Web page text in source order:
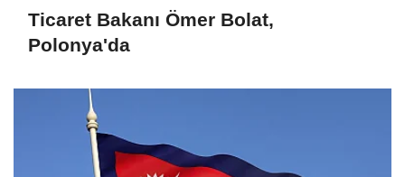
Ticaret Bakanı Ömer Bolat,
Polonya'da